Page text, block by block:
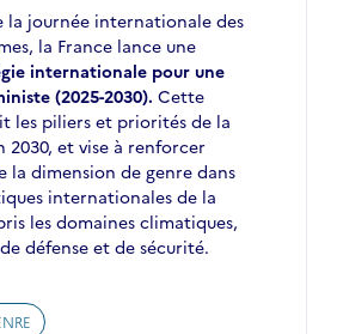
la journée internationale des
la France lance une
internationale pour une
(2025-2030). Cette
les piliers et priorités de la
2030, et vise à renforcer
la dimension de genre dans
internationales de la
les domaines climatiques,
défense et de sécurité.